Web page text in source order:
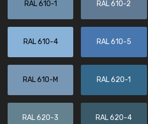
RAL 610-1 RAL 610-2
RAL 610-4 RAL 610-5
RAL 610-M RAL 620-1
RAL 620-3 RAL 620-4